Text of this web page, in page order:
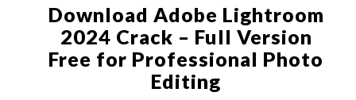
Download Adobe Lightroom
2024 Crack – Full Version
Free for Professional Photo
Editing